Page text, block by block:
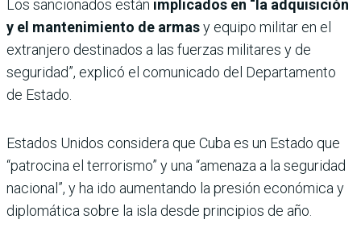
Los sancionados están implicados en “la adquisición
y el mantenimiento de armasy equipo militar en el
extranjero destinados a las fuerzas militares y de
seguridad”, explicó el comunicado del Departamento
de Estado.
Estados Unidos considera que Cuba es un Estado que
“patrocina el terrorismo” y una “amenaza a la seguridad
nacional”, y ha ido aumentando la presión económica y
diplomática sobre la isla desde principios de año.